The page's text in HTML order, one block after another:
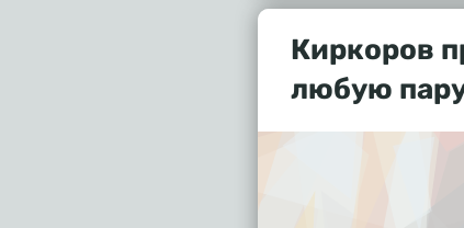
Киркоров
любую